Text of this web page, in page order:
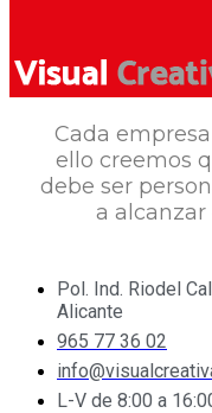
Cada
ello creemos
debe ser
a
Pol. Ind. Riodel
Alicante
965 77 36 02
L-V de 8:00 a